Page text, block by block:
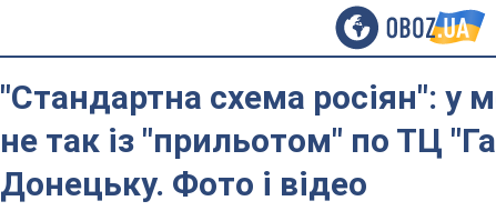
"Стандартна схема росіян": у
не так із "прильотом" по ТЦ
Донецьку. Фото і відео